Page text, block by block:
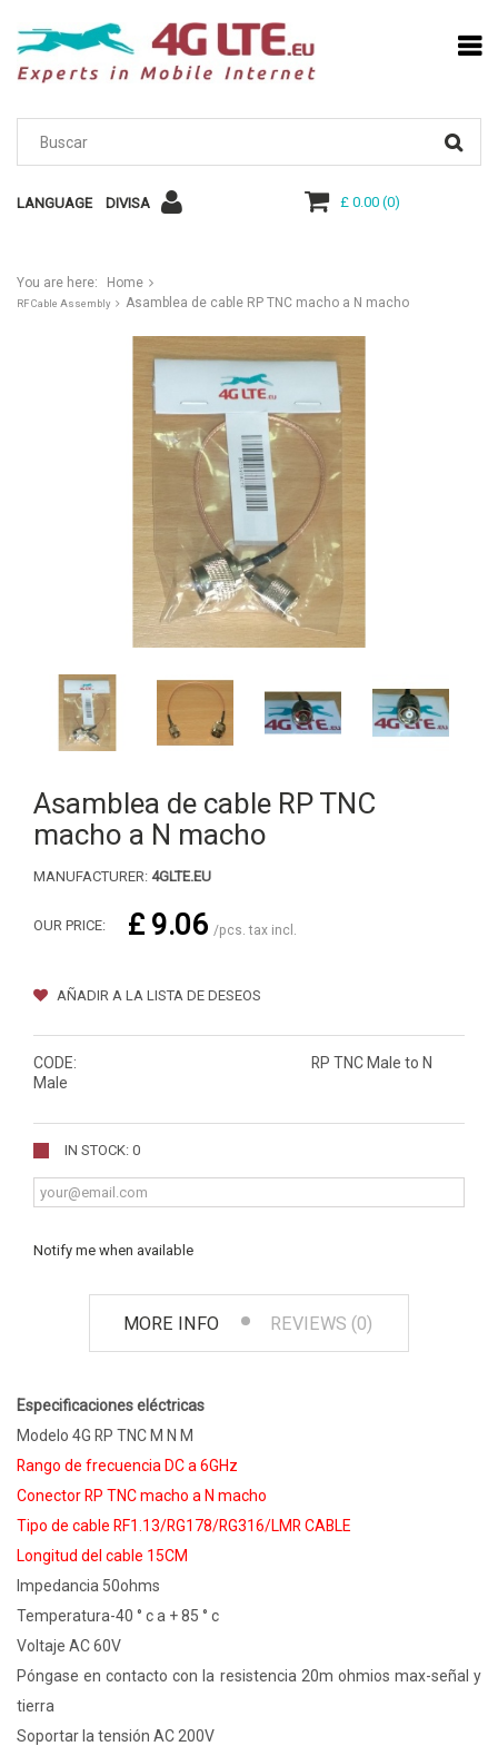
LANGUAGE DIVISA £ 0.00(0)
You are here: Home
RF Cable Assembly Asamblea de cable RP TNC macho a N macho
Asamblea de cable RP TNC
macho a N macho
MANUFACTURER: 4GLTE.EU
OUR PRICE: £ 9.06 /pcs. tax incl.
AÑADIR A LA LISTA DE DESEOS
CODE:
RP TNC Male to N
Male
IN STOCK: 0
Notify me when available
MORE INFO REVIEWS (0)
Especificaciones eléctricas
Modelo 4G RP TNC M N M
Rango de frecuencia DC a 6GHz
Conector RP TNC macho a N macho
Tipo de cable RF1.13/RG178/RG316/LMR CABLE
Longitud del cable 15CM
Impedancia 50ohms
Temperatura-40 ° c a + 85 ° c
Voltaje AC 60V
Póngase en contacto con la resistencia 20m ohmios max-señal y
tierra
Soportar la tensión AC 200V